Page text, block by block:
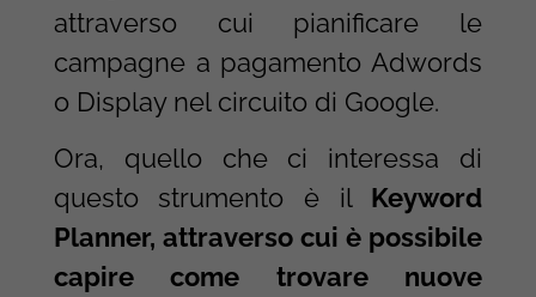
attraverso cui pianificare le
campagne a pagamento Adwords
o Display nel circuito di Google.
Ora, quello che ci interessa di
questo strumento è il Keyword
Planner, attraverso cui è possibile
capirecome trovare nuove